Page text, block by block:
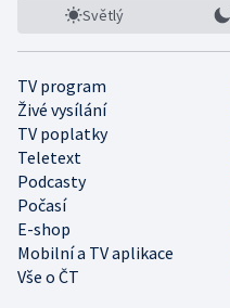
Světlý
TV program
Živé vysílání
TV poplatky
Teletext
Podcasty
Počasí
E-shop
Mobilní a TV aplikace
Vše o ČT